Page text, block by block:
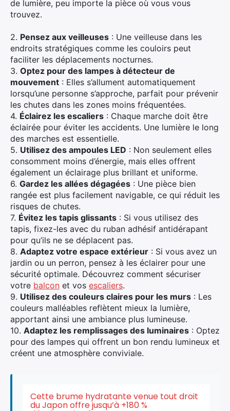
de lumière, peu importe la pièce où vous vous
trouvez.
2. Pensez aux veilleuses : Une veilleuse dans les
endroits stratégiques comme les couloirs peut
faciliter les déplacements nocturnes.
3. Optez pour des lampes à détecteur de
mouvement : Elles s’allument automatiquement
lorsqu’une personne s’approche, parfait pour prévenir
les chutes dans les zones moins fréquentées.
4. Éclairez les escaliers : Chaque marche doit être
éclairée pour éviter les accidents. Une lumière le long
des marches est essentielle.
5. Utilisez des ampoules LED : Non seulement elles
consomment moins d’énergie, mais elles offrent
également un éclairage plus brillant et uniforme.
6. Gardez les allées dégagées : Une pièce bien
rangée est plus facilement navigable, ce qui réduit les
risques de chutes.
7. Évitez les tapis glissants : Si vous utilisez des
tapis, fixez-les avec du ruban adhésif antidérapant
pour qu’ils ne se déplacent pas.
8. Adaptez votre espace extérieur : Si vous avez un
jardin ou un perron, pensez à les éclairer pour une
sécurité optimale. Découvrez comment sécuriser
votre balcon et vos escaliers.
9. Utilisez des couleurs claires pour les murs : Les
couleurs malléables reflètent mieux la lumière,
apportant ainsi une ambiance plus lumineuse.
10. Adaptez les remplissages des luminaires : Optez
pour des lampes qui offrent un bon rendu lumineux et
créent une atmosphère conviviale.
Cette brume hydratante venue tout droit
du Japon offre jusqu’à +180 %
×
Rechercher
: